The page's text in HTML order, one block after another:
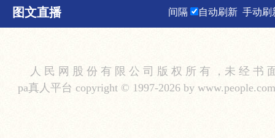
图文直播 间隔 自动刷新 手动刷
人 民 网 股 份 有 限 公 司 版 权 所 有 ，未 经 书
pa真人平台 copyright © 1997-2026 by